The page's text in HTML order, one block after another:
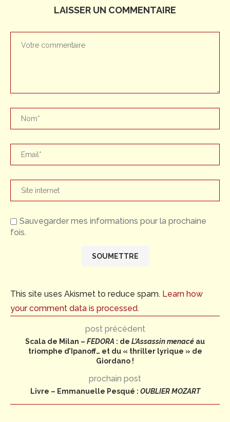
LAISSER UN COMMENTAIRE
Sauvegarder mes informations pour la prochaine
fois.
This site uses Akismet to reduce spam. Learn how
your comment data is processed.
post précédent
Scala de Milan – FEDORA : de L’Assassin menacé au
triomphe d’Ipanoff… et du « thriller lyrique » de
Giordano !
prochain post
Livre – Emmanuelle Pesqué : OUBLIER MOZART